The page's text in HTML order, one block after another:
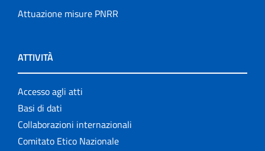
Attuazione misure PNRR
ATTIVITÀ
Accesso agli atti
Basi di dati
Collaborazioni internazionali
Comitato Etico Nazionale